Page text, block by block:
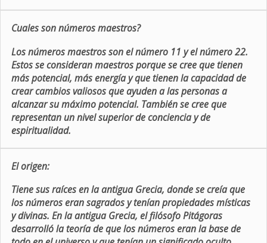
Cuales son números maestros?
Los números maestros son el número 11 y el número 22.
Estos se consideran maestros porque se cree que tienen
más potencial, más energía y que tienen la capacidad de
crear cambios valiosos que ayuden a las personas a
alcanzar su máximo potencial. También se cree que
representan un nivel superior de conciencia y de
espiritualidad.
El origen:
Tiene sus raíces en la antigua Grecia, donde se creía que
los números eran sagrados y tenían propiedades místicas
y divinas. En la antigua Grecia, el filósofo Pitágoras
desarrolló la teoría de que los números eran la base de